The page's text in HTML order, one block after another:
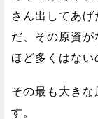
さん出してあ
だ、その原資
ほど多くはない
その最も大きな
す。